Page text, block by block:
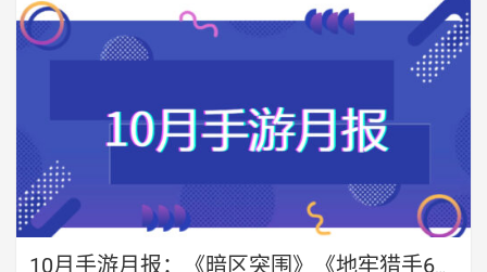
10月手游月报：《暗区突围》《地牢猎手6》